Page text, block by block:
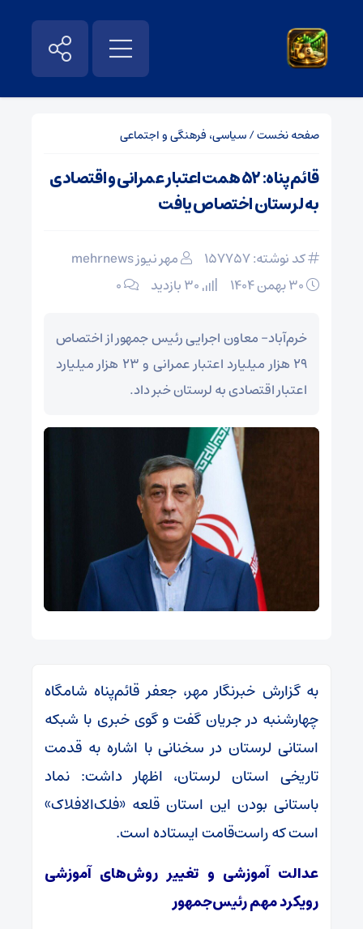
صفحه نخست/سیاسی، فرهنگی و اجتماعی
قائم‌پناه: ۵۲ همت اعتبار عمرانی و اقتصادی
به لرستان اختصاص یافت
کد نوشته: 157757
مهر نیوز mehrnews
۰
خرم‌آباد- معاون اجرایی رئیس جمهور از اختصاص
۲۹ هزار میلیارد اعتبار عمرانی و ۲۳ هزار میلیارد
اعتبار اقتصادی به لرستان خبر داد.
به گزارش خبرنگار مهر، جعفر قائم‌پناه شامگاه
چهارشنبه در جریان گفت و گوی خبری با شبکه
استانی لرستان در سخنانی با اشاره به قدمت
تاریخی استان لرستان، اظهار داشت: نماد
باستانی بودن این استان قلعه «فلک‌الافلاک»
است که راست‌قامت ایستاده است.
عدالت آموزشی و تغییر روش‌های آموزشی
رویکرد مهم رئیس‌جمهور